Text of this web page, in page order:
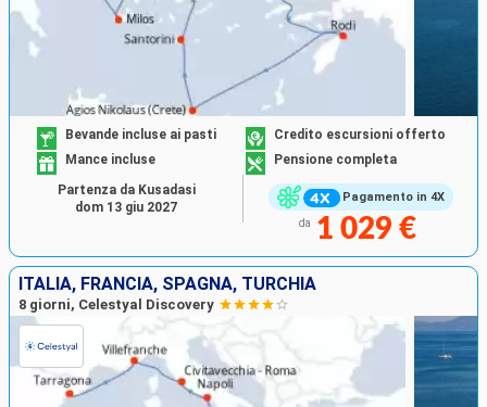
Pagamento in 4X
Bevande incluse ai pasti
Credito escursioni offerto
Mance incluse
Pensione completa
da 1 029 €
Partenza da Kusadasi
dom 13 giu 2027
ITALIA, FRANCIA, SPAGNA, TURCHIA
8 giorni, Celestyal Discovery